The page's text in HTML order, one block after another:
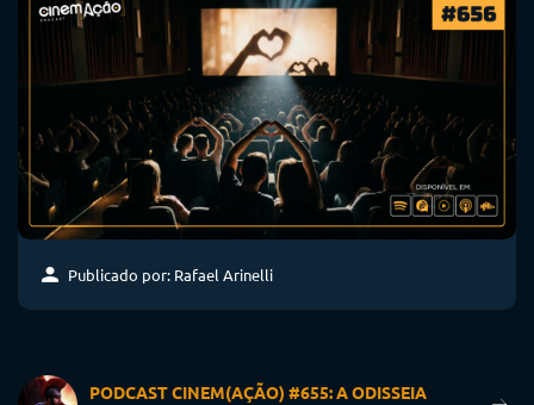
Publicado por: Rafael Arinelli
PODCAST CINEM(AÇÃO) #655: A ODISSEIA